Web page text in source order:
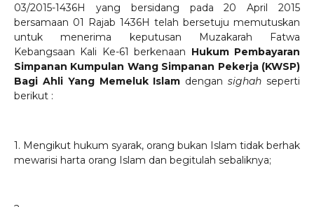
03/2015-1436H yang bersidang pada 20 April 2015
bersamaan 01 Rajab 1436H telah bersetuju memutuskan
untuk menerima keputusan Muzakarah Fatwa
Kebangsaan Kali Ke-61 berkenaan Hukum Pembayaran
Simpanan Kumpulan Wang Simpanan Pekerja (KWSP)
Bagi Ahli Yang Memeluk Islam dengansighah seperti
berikut :
1. Mengikut hukum syarak, orang bukan Islam tidak berhak
mewarisi harta orang Islam dan begitulah sebaliknya;